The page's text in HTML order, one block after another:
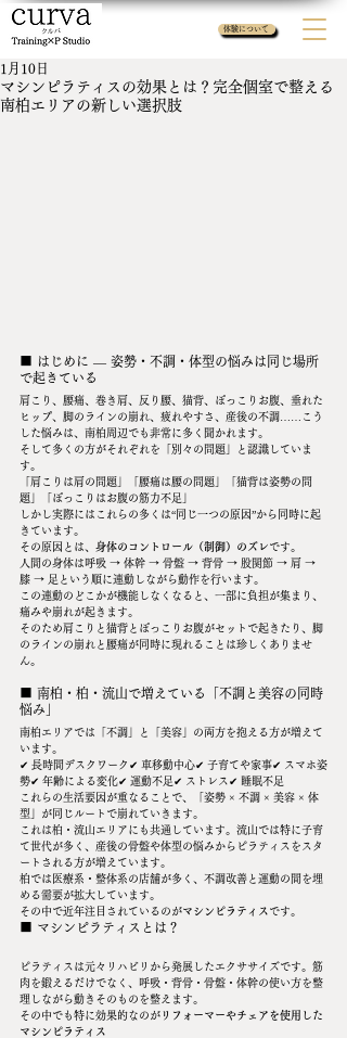
体験について
マシンピラティスの効果とは？完全個室で整える
南柏エリアの新しい選択肢
1月10日
■ はじめに — 姿勢・不調・体型の悩みは同じ場所
で起きている
肩こり、腰痛、巻き肩、反り腰、猫背、ぽっこりお腹、垂れた
ヒップ、脚のラインの崩れ、疲れやすさ、産後の不調……こう
した悩みは、南柏周辺でも非常に多く聞かれます。
そして多くの方がそれぞれを「別々の問題」と認識していま
す。
「肩こりは肩の問題」「腰痛は腰の問題」「猫背は姿勢の問
題」「ぽっこりはお腹の筋力不足」
しかし実際にはこれらの多くは“同じ一つの原因”から同時に起
きています。
その原因とは、 身体のコントロール（制御）のズレ です。
人間の身体は呼吸 → 体幹 → 骨盤 → 背骨 → 股関節 → 肩 →
膝 → 足という順に連動しながら動作を行います。
この連動のどこかが機能しなくなると、一部に負担が集まり、
痛みや崩れが起きます。
そのため肩こりと猫背とぽっこりお腹がセットで起きたり、脚
のラインの崩れと腰痛が同時に現れることは珍しくありませ
ん。
■ 南柏・柏・流山で増えている「不調と美容の同時
悩み」
南柏エリアでは「不調」と「美容」の両方を抱える方が増えて
います。
✔ 長時間デスクワーク✔ 車移動中心✔ 子育てや家事✔ スマホ姿
勢✔ 年齢による変化✔ 運動不足✔ ストレス✔ 睡眠不足
これらの生活要因が重なることで、「姿勢 × 不調 × 美容 × 体
型」が同じルートで崩れていきます。
これは柏・流山エリアにも共通しています。流山では特に子育
て世代が多く、産後の骨盤や体型の悩みからピラティスをスタ
ートされる方が増えています。
柏では医療系・整体系の店舗が多く、不調改善と運動の間を埋
める需要が拡大しています。
その中で近年注目されているのがマシンピラティス です。
■ マシンピラティスとは？
ピラティスは元々リハビリから発展したエクササイズです。筋
肉を鍛えるだけでなく、呼吸・背骨・骨盤・体幹の使い方を整
理しながら動きそのものを整えます。
その中でも特に効果的なのが リフォーマーやチェアを使用した
マシンピラティス